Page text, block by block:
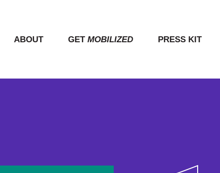
ABOUT GET MOBILIZED PRESS KIT